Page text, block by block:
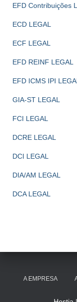
EFD Contribuições
ECD LEGAL
ECF LEGAL
EFD REINF LEGAL
EFD ICMS IPI
GIA-ST LEGAL
FCI LEGAL
DCRE LEGAL
DCI LEGAL
DIA/AM LEGAL
DCA LEGAL
A EMPRESA